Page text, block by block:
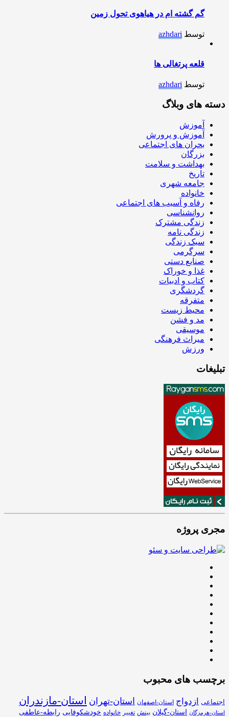
گم گشته ام در هیاهوی تحول زمین
توسط azhdari
قلعه پرتغالی ها
توسط azhdari
دسته های وبلاگ
آموزش
آموزش و پرورش
بحران های اجتماعی
بزرگان
بهداشت و سلامت
تاریخ
جامعه شهری
خانواده
رفاه و آسیب های اجتماعی
روانشناسی
زندگی مشترک
زندگی نامه
سبک زندگی
سرگرمی
صنایع دستی
غذا و خوراک
کتاب و ادبیات
گردشگری
متفرقه
محیط زیست
مد و فشن
موسیقی
میراث فرهنگی
ورزش
تبلیغات
مجری پروژه
برچسب های محبوب
اجتماعی ازدواج استان-اصفهان استان-تهران استان-مازندران
استان-هرمزگان استان-گیلان بینش تغییر خانواده خودشکوفایی رابطه-عاطفی